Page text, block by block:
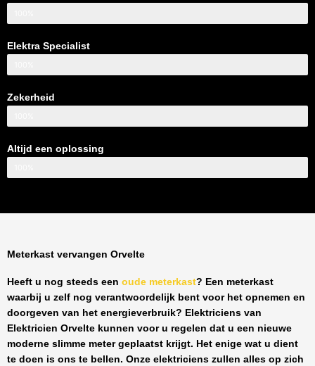
Elektra Specialist
Zekerheid
Altijd een oplossing
Meterkast vervangen Orvelte
Heeft u nog steeds een oude meterkast? Een meterkast
waarbij u zelf nog verantwoordelijk bent voor het opnemen en
doorgeven van het energieverbruik? Elektriciens van
Elektricien Orvelte kunnen voor u regelen dat u een nieuwe
moderne slimme meter geplaatst krijgt. Het enige wat u dient
te doen is ons te bellen. Onze elektriciens zullen alles op zich